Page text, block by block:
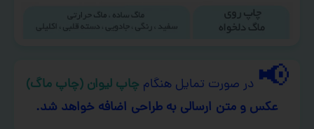
📢 در صورت تمایل هنگام چاپ لیوان (چاپ ماگ)
عکس و متن ارسالی به طراحی اضافه خواهد شد.